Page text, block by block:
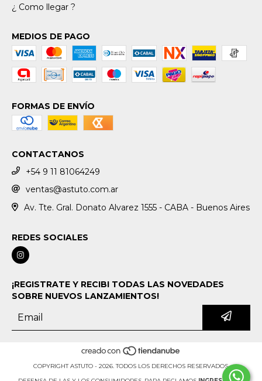
¿ Como llegar ?
MEDIOS DE PAGO
FORMAS DE ENVÍO
CONTACTANOS
+54 9 11 81064249
ventas@astuto.com.ar
Av. Tte. Gral. Donato Alvarez 1555 - CABA - Buenos Aires
REDES SOCIALES
¡REGISTRATE Y RECIBI TODAS LAS NOVEDADES
SOBRE NUEVOS LANZAMIENTOS!
COPYRIGHT ASTUTO - 2026. TODOS LOS DERECHOS RESERVADOS.